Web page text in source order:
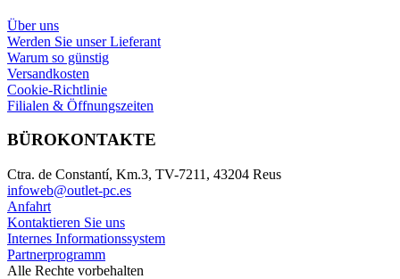
Über uns
Werden Sie unser Lieferant
Warum so günstig
Versandkosten
Cookie-Richtlinie
Filialen & Öffnungszeiten
BÜROKONTAKTE
Ctra. de Constantí, Km.3, TV-7211, 43204 Reus
infoweb@outlet-pc.es
Anfahrt
Kontaktieren Sie uns
Internes Informationssystem
Partnerprogramm
Alle Rechte vorbehalten